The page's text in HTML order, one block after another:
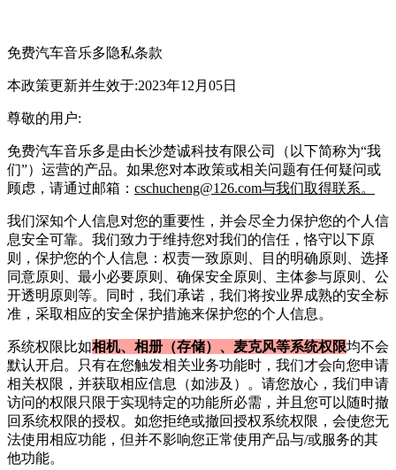
免费汽车音乐多隐私条款
本政策更新并生效于:2023年12月05日
尊敬的用户:
免费汽车音乐多是由长沙楚诚科技有限公司
（以下简称为“我
们”）运营的产品。如果您对本政策或相关问题有任何疑问或
顾虑，请通过邮箱： cschucheng@126.com与我们取得联系。
我们深知个人信息对您的重要性，并会尽全力保护您的个人信
息安全可靠。我们致力于维持您对我们的信任，恪守以下原
则，保护您的个人信息：权责一致原则、目的明确原则、选择
同意原则、最小必要原则、确保安全原则、主体参与原则、公
开透明原则等。同时，我们承诺，我们将按业界成熟的安全标
准，采取相应的安全保护措施来保护您的个人信息。
系统权限比如相机、相册（存储）、麦克风等系统权限均不会
默认开启。只有在您触发相关业务功能时，我们才会向您申请
相关权限，并获取相应信息（如涉及）。请您放心，我们申请
访问的权限只限于实现特定的功能所必需，并且您可以随时撤
回系统权限的授权。如您拒绝或撤回授权系统权限，会使您无
法使用相应功能，但并不影响您正常使用产品与/或服务的其
他功能。